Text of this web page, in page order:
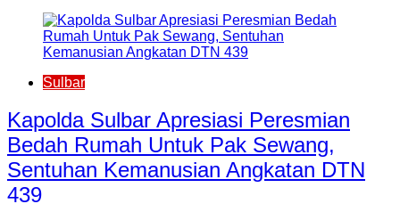
Sulbar
Kapolda Sulbar Apresiasi Peresmian
Bedah Rumah Untuk Pak Sewang,
Sentuhan Kemanusian Angkatan DTN
439